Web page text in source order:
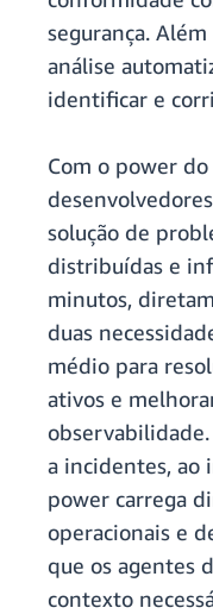
segurança.
análise
identificar e
Com o power
solução de
distribuídas e
minutos,
duas
médio para
ativos e
a incidentes, ao
power carrega
operacionais e
que os agentes
contexto